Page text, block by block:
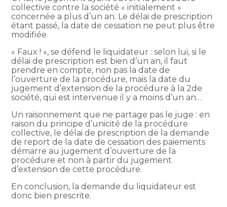
collective contre la société « initialement »
concernée a plus d’un an. Le délai de prescription
étant passé, la date de cessation ne peut plus être
modifiée.
« Faux ! », se défend le liquidateur : selon lui, si le
délai de prescription est bien d’un an, il faut
prendre en compte, non pas la date de
l’ouverture de la procédure, mais la date du
jugement d’extension de la procédure à la 2de
société, qui est intervenue il y a moins d’un an…
Un raisonnement que ne partage pas le juge : en
raison du principe d’unicité de la procédure
collective, le délai de prescription de la demande
de report de la date de cessation des paiements
démarre au jugement d’ouverture de la
procédure et non à partir du jugement
d’extension de cette procédure.
En conclusion, la demande du liquidateur est
donc bien prescrite.